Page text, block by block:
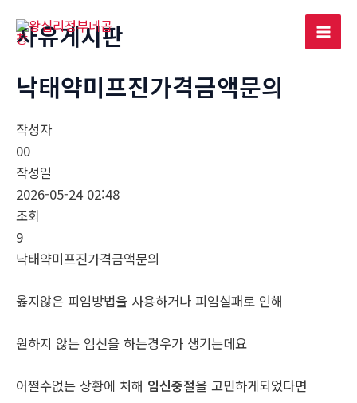
Main
자유게시판
낙태약미프진가격금액문의
작성자
00
작성일
2026-05-24 02:48
조회
9
낙태약미프진가격금액문의
옳지않은 피임방법을 사용하거나 피임실패로 인해
원하지 않는 임신을 하는경우가 생기는데요
어쩔수없는 상황에 처해 임신중절을 고민하게되었다면